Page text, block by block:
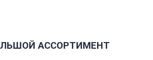
АССОРТИМЕНТ